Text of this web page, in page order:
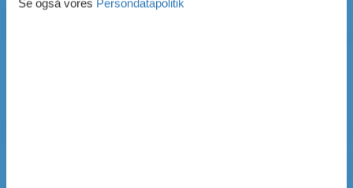
Se også vores Persondatapolitik